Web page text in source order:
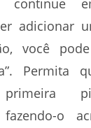
adicionar
você
Permita
fazendo-o